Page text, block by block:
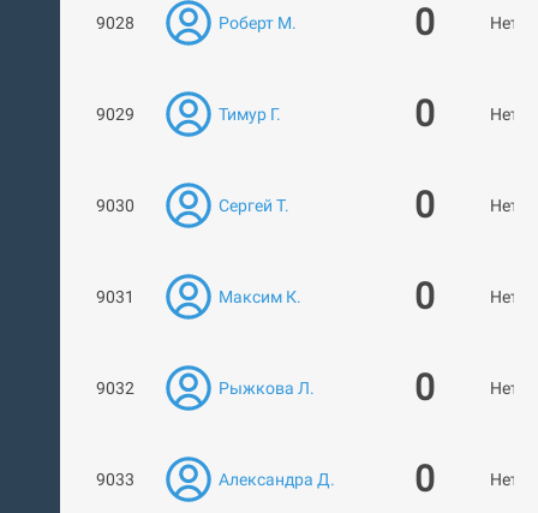
9028 Роберт М. 0 Нет
9029 Тимур Г. 0 Нет
9030 Сергей Т. 0 Нет
9031 Максим К. 0 Нет
9032 Рыжкова Л. 0 Нет
9033 Александра Д. 0 Нет